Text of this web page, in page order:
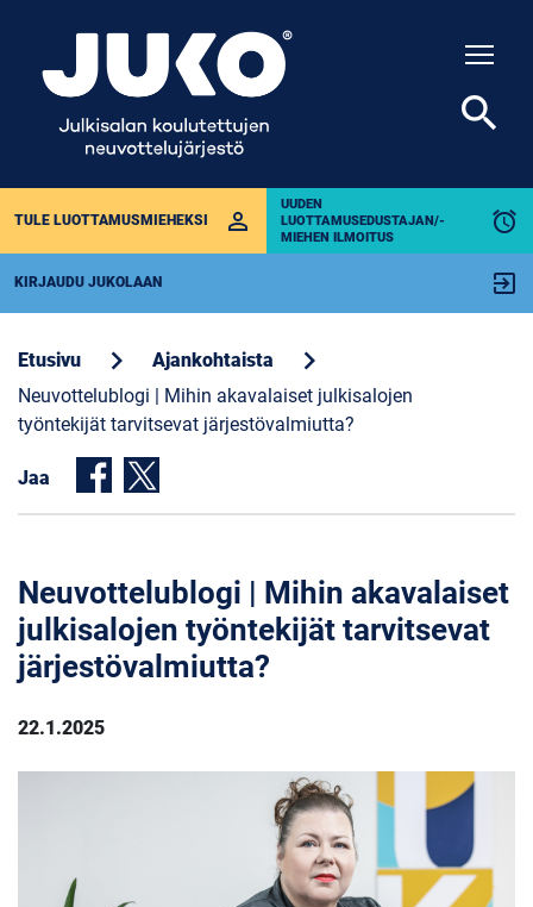
TULE LUOTTAMUSMIEHEKSI perm_identity
UUDEN
LUOTTAMUSEDUSTAJAN/-
MIEHEN ILMOITUS
alarm
KIRJAUDU JUKOLAAN exit_to_app
search
Etusivu chevron_right Ajankohtaista chevron_right
Neuvottelublogi | Mihin akavalaiset julkisalojen
työntekijät tarvitsevat järjestövalmiutta?
Jaa
Neuvottelublogi | Mihin akavalaiset
julkisalojen työntekijät tarvitsevat
järjestövalmiutta?
22.1.2025